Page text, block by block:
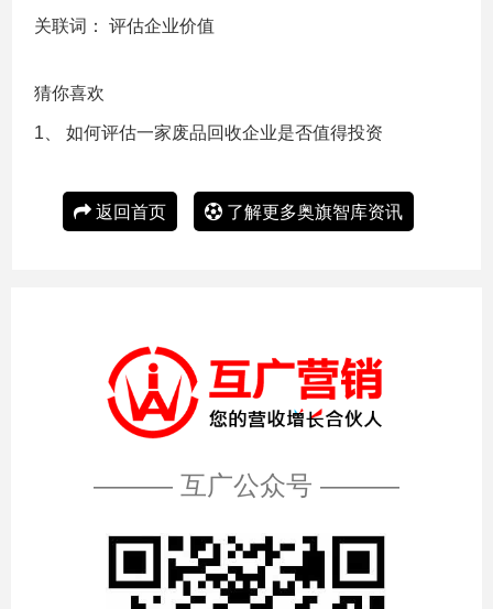
关联词： 评估企业价值
猜你喜欢
1、 如何评估一家废品回收企业是否值得投资
返回首页 了解更多奥旗智库资讯
——— 互广公众号 ———